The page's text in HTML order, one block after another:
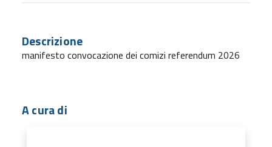
Descrizione
manifesto convocazione dei comizi referendum 2026
A cura di